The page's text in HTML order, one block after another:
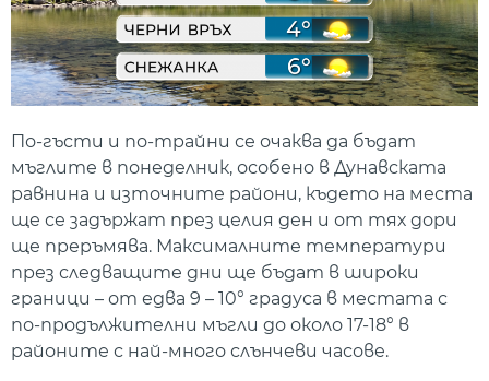
По-гъсти и по-трайни се очаква да бъдат
мъглите в понеделник, особено в Дунавската
равнина и източните райони, където на места
ще се задържат през целия ден и от тях дори
ще преръмява. Максималните температури
през следващите дни ще бъдат в широки
граници – от едва 9 – 10° градуса в местата с
по-продължителни мъгли до около 17-18° в
районите с най-много слънчеви часове.